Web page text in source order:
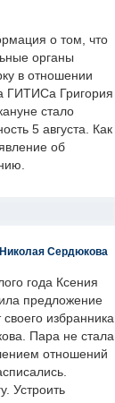
о том, что
органы
в отношении
ГИТИСа Григория
стало
5 августа. Как
об
Сердюкова
года Ксения
предложение
избранника
Пара не стала
отношений
Устроить